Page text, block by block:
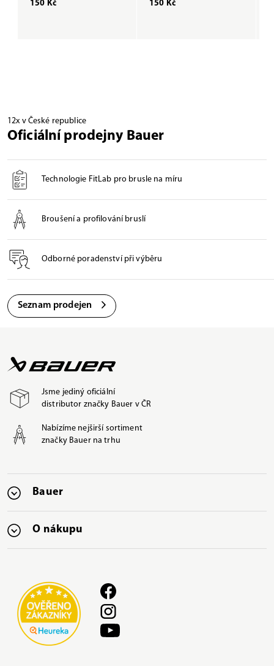
150 Kč
150 Kč
12x v České republice
Oficiální prodejny Bauer
Technologie FitLab pro brusle na míru
Broušení a profilování bruslí
Odborné poradenství při výběru
Seznam prodejen
Jsme jediný oficiální
distributor značky Bauer v ČR
Nabízíme nejširší sortiment
značky Bauer na trhu
Bauer
O nákupu